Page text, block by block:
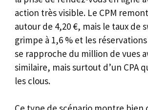
action très visible. Le CPM
autour de 4,20 €, mais le taux de
grimpe à 1,6 % et les
se rapproche du million de vues
similaire, mais surtout d’un CPA
les clous.